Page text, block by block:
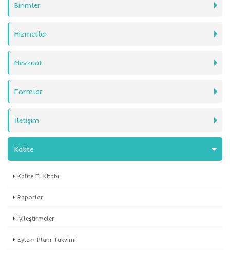
Birimler
Hizmetler
Mevzuat
Formlar
İletişim
Kalite
Kalite El Kitabı
Raporlar
İyileştirmeler
Eylem Planı Takvimi